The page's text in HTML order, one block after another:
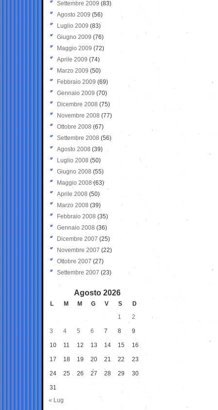
Settembre 2009 (83)
Agosto 2009 (56)
Luglio 2009 (83)
Giugno 2009 (76)
Maggio 2009 (72)
Aprile 2009 (74)
Marzo 2009 (50)
Febbraio 2009 (69)
Gennaio 2009 (70)
Dicembre 2008 (75)
Novembre 2008 (77)
Ottobre 2008 (67)
Settembre 2008 (56)
Agosto 2008 (39)
Luglio 2008 (50)
Giugno 2008 (55)
Maggio 2008(63)
Aprile 2008 (50)
Marzo 2008 (39)
Febbraio 2008 (35)
Gennaio 2008 (36)
Dicembre 2007 (25)
Novembre 2007 (22)
Ottobre 2007 (27)
Settembre 2007 (23)
Agosto 2026
L M M G V S
D
1
2
3 4 5 6 7 8 9
10 11 12 13 14 15 16
17 18 19 20 21 22 23
24 25 26 27 28 29 30
31
« Lug